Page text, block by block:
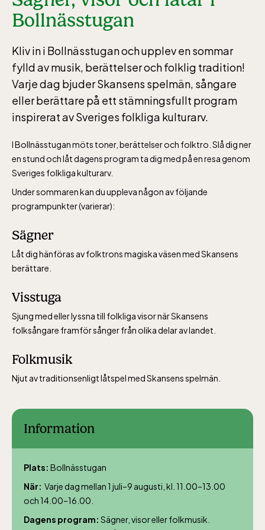
Bollnässtugan
Kliv in i Bollnässtugan och upplev en sommar
fylld av musik, berättelser och folklig tradition!
Varje dag bjuder Skansens spelmän, sångare
eller berättare på ett stämningsfullt program
inspirerat av Sveriges folkliga kulturarv.
I Bollnässtugan möts toner, berättelser och folktro. Slå dig ner
en stund och låt dagens program ta dig med på en resa genom
Sveriges folkliga kulturarv.
Under sommaren kan du uppleva någon av följande
programpunkter (varierar):
Sägner
Låt dig hänföras av folktrons magiska väsen med Skansens
berättare.
Visstuga
Sjung med eller lyssna till folkliga visor när Skansens
folksångare framför sånger från olika delar av landet.
Folkmusik
Njut av traditionsenligt låtspel med Skansens spelmän.
Information
Plats: Bollnässtugan
När: Varje dag mellan 1 juli–9 augusti, kl. 11.00–13.00
och 14.00–16.00.
Dagens program: Sägner, visor eller folkmusik.
Lill-Skansen, inkluderad i entrén